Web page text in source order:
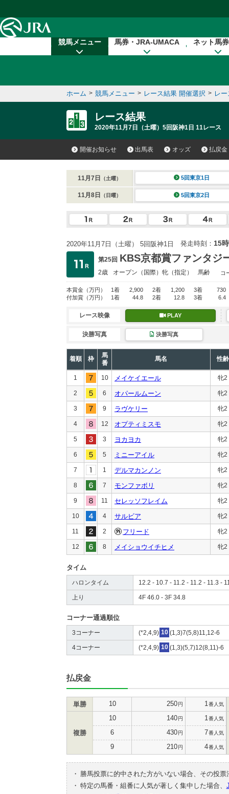
競馬メニュー 馬券・JRA-UMACA ネット馬
ホーム > 競馬メニュー > レース結果 開催選択 > レ
レース結果
2020年11月7日（土曜）5回阪神1日 11レース
開催お知らせ 出馬表 オッズ 払戻金
11月7日 （土曜） 5回東京1日
11月8日 （日曜） 5回東京2日
2020年11月7日（土曜） 5回阪神1日 発走時刻： 15
第25回 KBS京都賞ファンタジ
2歳 オープン （国際）牝（指定） 馬齢 コ
本賞金 （万円） 1着 2,900 2着 1,200 3着
730
付加賞 （万円） 1着 44.8 2着 12.8 3着 6.4
レース映像 PLAY
決勝写真 決勝写真
着順 枠
馬
番
馬名 性齢
1 10 メイケイエール 牝2
2 6 オパールムーン 牝2
3 9 ラヴケリー 牝2
4 12 オプティミスモ 牝2
5 3 ヨカヨカ 牝2
6 5 ミニーアイル 牝2
7 1 デルマカンノン 牝2
8 7 モンファボリ 牝2
9 11 セレッソフレイム 牝2
10 4 サルビア 牝2
11 2 フリード 牝2
12 8 メイショウイチヒメ 牝2
タイム
ハロンタイム 12.2 - 10.7 - 11.2 - 11.2 - 11.3 -
上り 4F 46.0 - 3F 34.8
コーナー通過順位
3コーナー (*2,4,9) 10 (1,3)7(5,8)11,12-6
4コーナー (*2,4,9) 10 (1,3)(5,7)12(8,11)-6
払戻金
単勝 10 250円 1 番人気
複勝
10 140円 1 番人気
6 430円 7番人気
9 210円 4番人気
・
勝馬投票に的中された方がいない場合、その投
・ 特定の馬番・組番に人気が著しく集中した場合、